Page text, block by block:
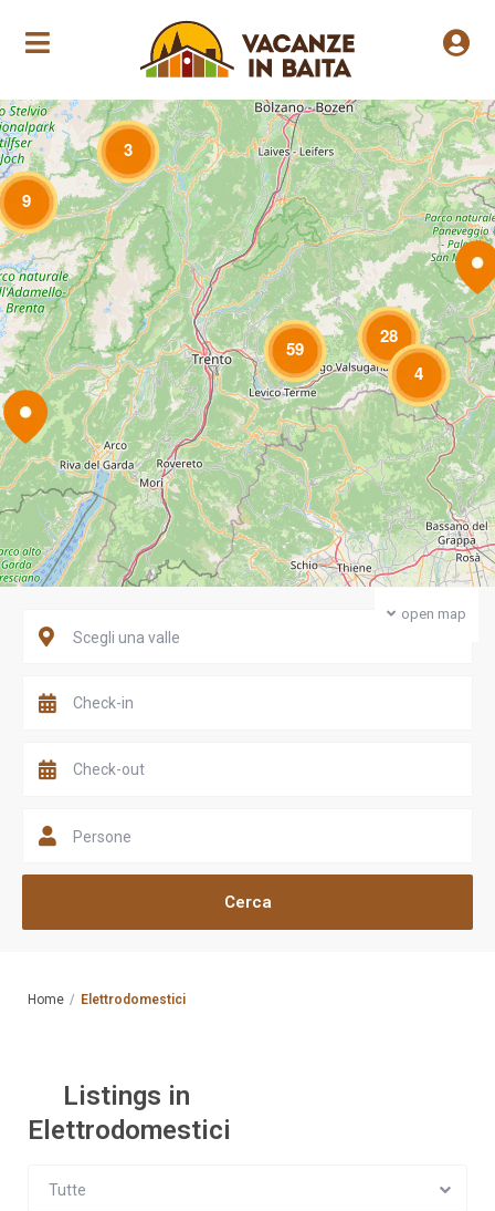
3
9
4
59
28
Loading Maps
open map
Scegli una valle
Persone
Home Elettrodomestici
Listings in
Elettrodomestici
Tutte